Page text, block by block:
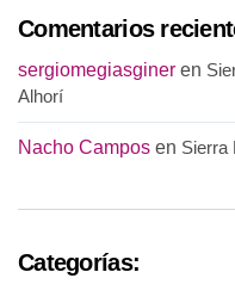
Comentarios
sergiomegiasginer en
Alhorí
Nacho Campos en Sierra
Categorías: